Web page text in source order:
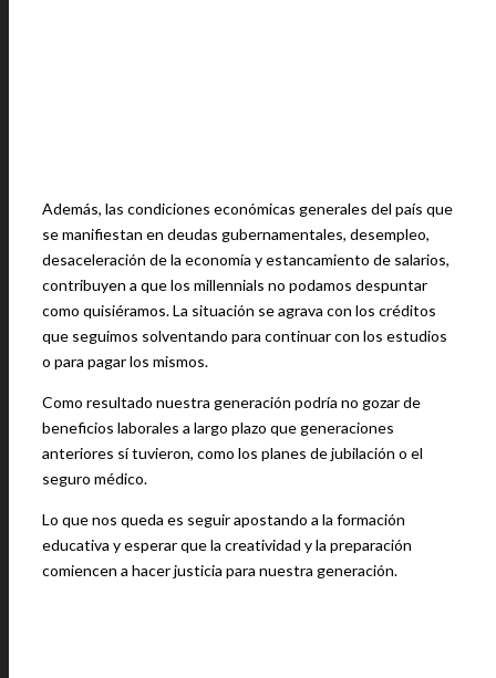
Además, las condiciones económicas generales del país que
se manifiestan en deudas gubernamentales, desempleo,
desaceleración de la economía y estancamiento de salarios,
contribuyen a que los millennials no podamos despuntar
como quisiéramos. La situación se agrava con los créditos
que seguimos solventando para continuar con los estudios
o para pagar los mismos.
Como resultado nuestra generación podría no gozar de
beneficios laborales a largo plazo que generaciones
anteriores sí tuvieron, como los planes de jubilación o el
seguro médico.
Lo que nos queda es seguir apostando a la formación
educativa y esperar que la creatividad y la preparación
comiencen a hacer justicia para nuestra generación.